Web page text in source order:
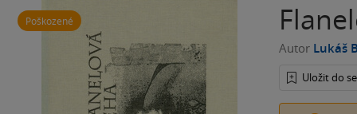
Poškozené
Autor Lukáš
Uložit do